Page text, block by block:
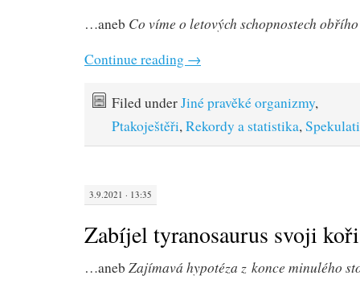
…aneb Co víme o letových schopnostech
Continue reading →
Filed underJiné pravěké organizmy,
Ptakoještěři,Rekordy a statistika,
3.9.2021 · 13:35
Zabíjel tyranosaurus svoji
…aneb Zajímavá hypotéza z konce minulého